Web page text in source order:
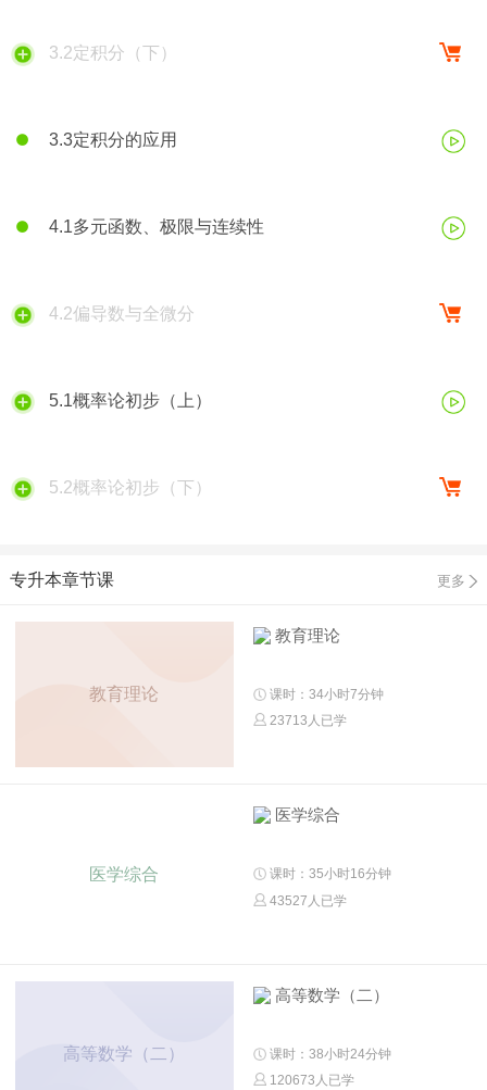
3.2定积分（下）
3.3定积分的应用
4.1多元函数、极限与连续性
4.2偏导数与全微分
5.1概率论初步（上）
5.2概率论初步（下）
专升本章节课 更多
教育理论
教育理论
课时：34小时7分钟
23713人已学
医学综合
医学综合
课时：35小时16分钟
43527人已学
高等数学（二）
高等数学（二）
课时：38小时24分钟
120673人已学